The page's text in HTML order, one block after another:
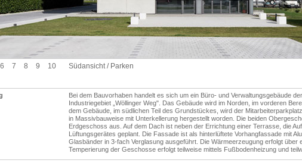
6 7 8 9 10 Südansicht / Parken
Bei dem Bauvorhaben handelt es sich um ein Büro- und Verwaltungsgebäude
Industriegebiet „Wöllinger Weg". Das Gebäude wird im Norden, im vorderen
dem Gebäude, im südlichen Teil des Grundstückes, wird der
in Massivbauweise mit Unterkellerung hergestellt worden. Die beiden
Erdgeschoss aus. Auf dem Dach ist neben der Errichtung einer Terrasse, die
Lüftungsgerätes geplant. Die Fassade ist als hinterlüftete Vorhangfassade mit
Glasbänder in 3-fach Verglasung ausgeführt. Die Wärmeerzeugung erfolgt über
Temperierung der Geschosse erfolgt teilweise mittels Fußbodenheizung und